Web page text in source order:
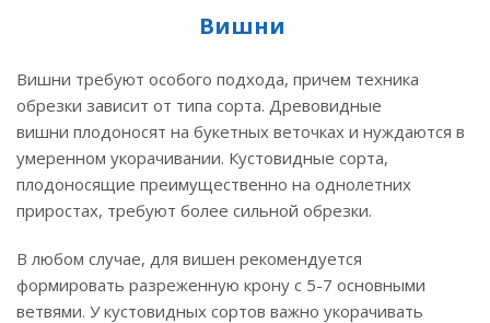
Вишни
Вишни требуют особого подхода, причем техника
обрезки зависит от типа сорта. Древовидные
вишни плодоносят на букетных веточках и нуждаются в
умеренном укорачивании. Кустовидные сорта,
плодоносящие преимущественно на однолетних
приростах, требуют более сильной обрезки.
В любом случае, для вишен рекомендуется
формировать разреженную крону с 5-7 основными
ветвями. У кустовидных сортов важно укорачивать